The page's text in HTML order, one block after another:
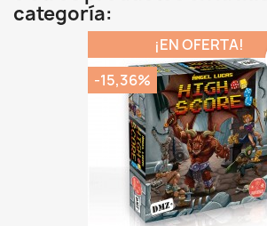
categoría:
¡EN OFERTA!
-15,36%